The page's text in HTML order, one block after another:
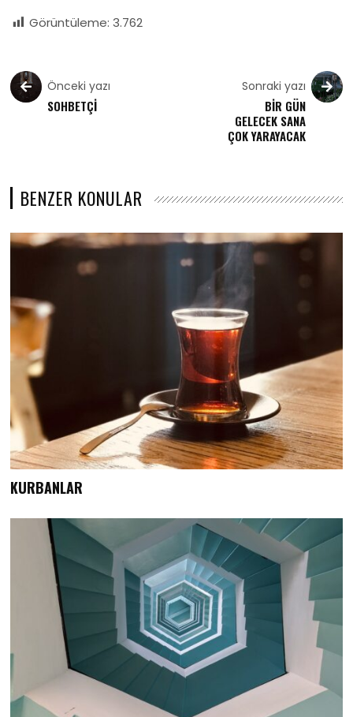
Görüntüleme: 3.762
Önceki yazı
SOHBETÇİ
Sonraki yazı
BİR GÜN
GELECEK SANA
ÇOK YARAYACAK
BENZER KONULAR
KURBANLAR